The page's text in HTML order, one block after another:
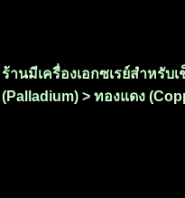
ร้านมีเครื่องเอกซเรย์สำหรั
(Palladium) > ทองแดง